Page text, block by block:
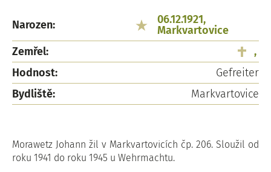
Narozen:
06.12.1921,
Markvartovice
Zemřel:
,
Hodnost:
Gefreiter
Bydliště:
Markvartovice
Morawetz Johann žil v Markvartovicích čp. 206. Sloužil od
roku 1941 do roku 1945 u Wehrmachtu.